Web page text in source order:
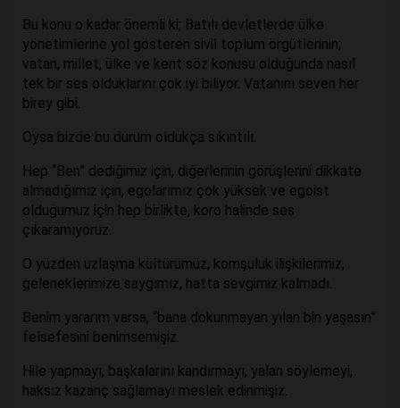
Bu konu o kadar önemli ki; Batılı devletlerde ülke
yönetimlerine yol gösteren sivil toplum örgütlerinin;
vatan, millet, ülke ve kent söz konusu olduğunda nasıl
tek bir ses olduklarını çok iyi biliyor. Vatanını seven her
birey gibi.
Oysa bizde bu durum oldukça sıkıntılı.
Hep “Ben” dediğimiz için, diğerlerinin görüşlerini dikkate
almadığımız için, egolarımız çok yüksek ve egoist
olduğumuz için hep birlikte, koro halinde ses
çıkaramıyoruz.
O yüzden uzlaşma kültürümüz, komşuluk ilişkilerimiz,
geleneklerimize saygımız, hatta sevgimiz kalmadı.
Benim yararım varsa, “bana dokunmayan yılan bin yaşasın”
felsefesini benimsemişiz.
Hile yapmayı, başkalarını kandırmayı, yalan söylemeyi,
haksız kazanç sağlamayı meslek edinmişiz.